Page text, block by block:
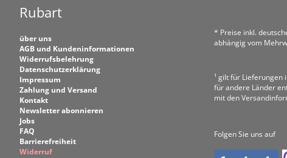
Rubart
über uns
AGB und Kundeninformationen
Widerrufsbelehrung
Datenschutzerklärung
Impressum
Zahlung und Versand
Kontakt
Newsletter abonnieren
Jobs
FAQ
Barrierefreiheit
Widerruf
* Preise inkl.
abhängig vom
¹ gilt für Lieferungen
für andere Länder
mit den
Folgen Sie uns auf